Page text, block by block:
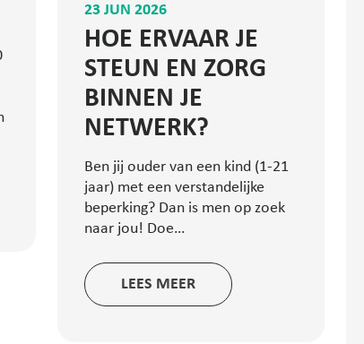
23 JUN 2026
HOE ERVAAR JE
STEUN EN ZORG
BINNEN JE
NETWERK?
Ben jij ouder van een kind (1-21
jaar) met een verstandelijke
beperking? Dan is men op zoek
naar jou! Doe…
LEES MEER